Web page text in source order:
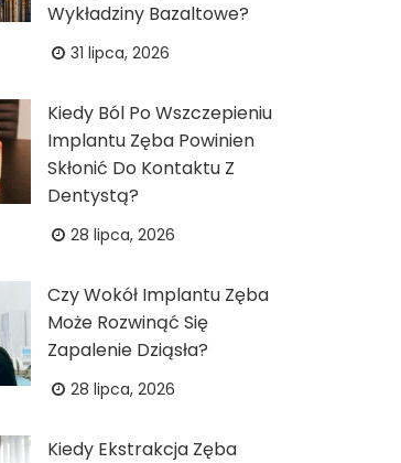
Wykładziny Bazaltowe?
31 lipca, 2026
Kiedy Ból Po Wszczepieniu
Implantu Zęba Powinien
Skłonić Do Kontaktu Z
Dentystą?
28 lipca, 2026
Czy Wokół Implantu Zęba
Może Rozwinąć Się
Zapalenie Dziąsła?
28 lipca, 2026
Kiedy Ekstrakcja Zęba